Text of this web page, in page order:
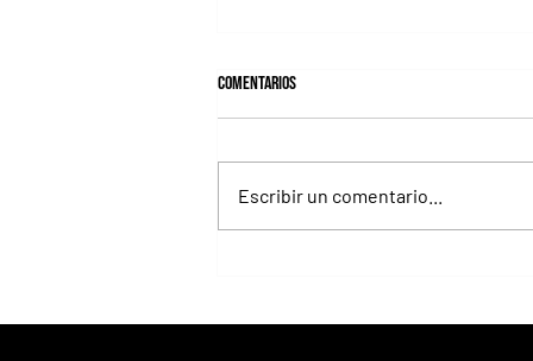
Comentarios
Escribir un comentario...